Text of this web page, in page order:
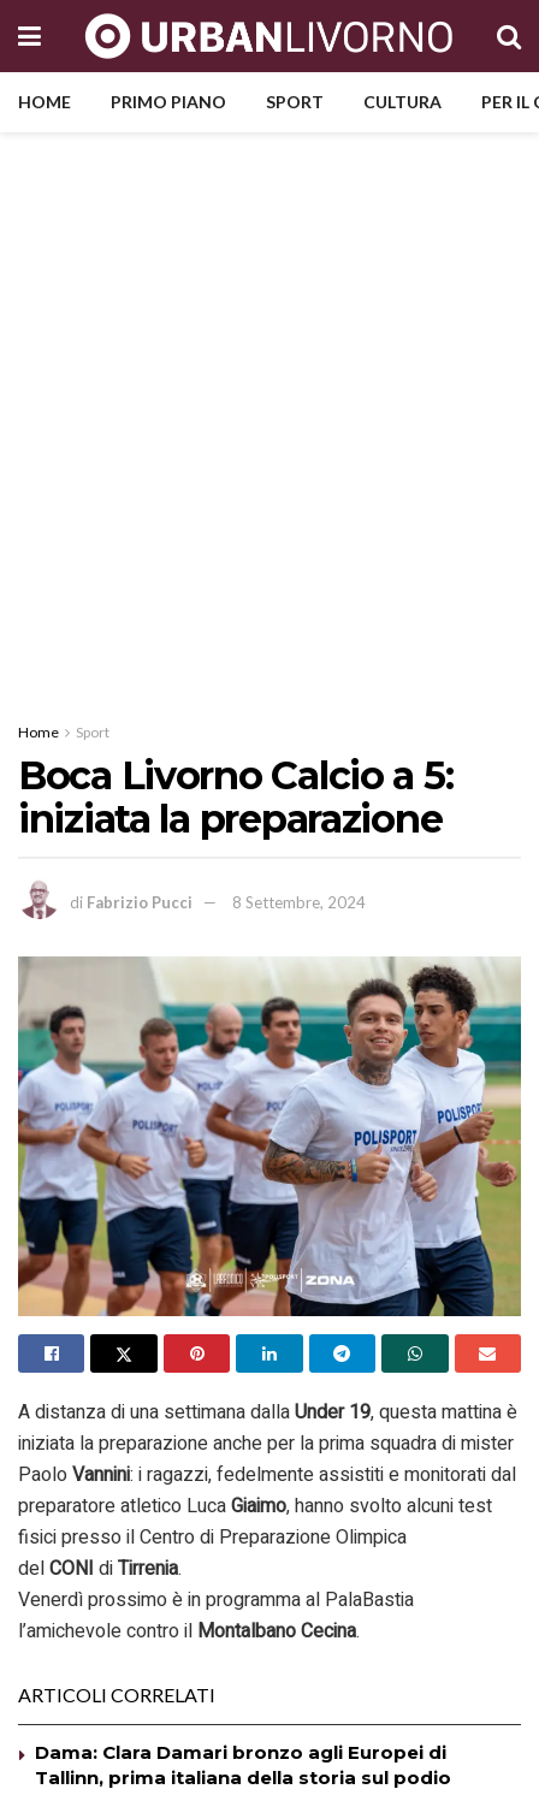
HOME PRIMO PIANO SPORT CULTURA PER
Home Sport
Boca Livorno Calcio a 5:
iniziata la preparazione
di Fabrizio Pucci 8 Settembre, 2024
A distanza di una settimana dallaUnder 19, questa mattina è
iniziata la preparazione anche per la prima squadra di mister
PaoloVannini: i ragazzi, fedelmente assistiti e monitorati dal
preparatore atletico LucaGiaimo, hanno svolto alcuni test
fisici presso il Centro di Preparazione Olimpica
delCONI diTirrenia.
Venerdì prossimo è in programma al PalaBastia
l’amichevole contro il Montalbano Cecina.
ARTICOLI CORRELATI
Dama: Clara Damari bronzo agli Europei di
Tallinn, prima italiana della storia sul podio